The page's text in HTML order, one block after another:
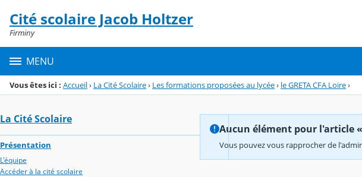
Menu de la rubrique
Contenu
Cité scolaire Jacob Holtzer
Firminy
MENU
Vous êtes ici : Accueil› La Cité Scolaire› Les formations proposées au lycée› le GRETA CFA Loire›
La Cité Scolaire
Présentation
L'équipe
Accéder à la cité scolaire
Aucun élément pour l'article
Vous pouvez vous rapprocher de